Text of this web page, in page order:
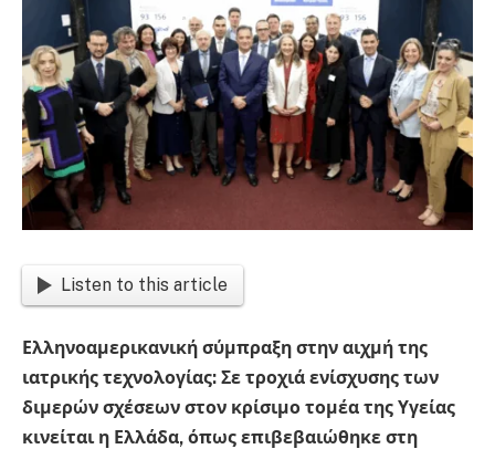
Listen to this article
Ελληνοαμερικανική σύμπραξη στην αιχμή της
ιατρικής τεχνολογίας: Σε τροχιά ενίσχυσης των
διμερών σχέσεων στον κρίσιμο τομέα της Υγείας
κινείται η Ελλάδα, όπως επιβεβαιώθηκε στη